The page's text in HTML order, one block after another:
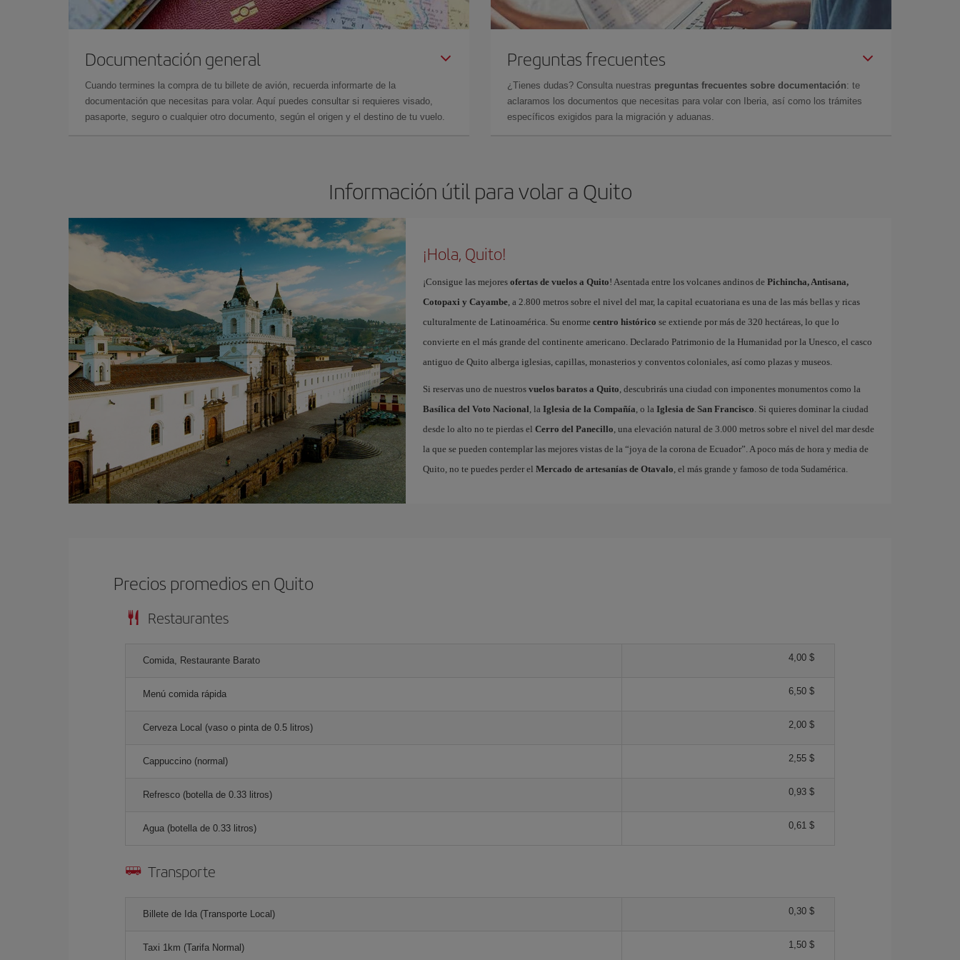
Documentación general
Cuando termines la compra de tu billete de avión, recuerda informarte de la
documentación que necesitas para volar. Aquí puedes consultar si requieres visado,
pasaporte, seguro o cualquier otro documento, según el origen y el destino de tu vuelo.
Preguntas frecuentes
¿Tienes dudas? Consulta nuestras preguntas frecuentes sobre documentación: te
aclaramos los documentos que necesitas para volar con Iberia, así como los trámites
específicos exigidos para la migración y aduanas.
Información útil para volar a Quito
¡Hola, Quito!
¡Consigue las mejores ofertas de vuelos a Quito! Asentada entre los volcanes andinos de Pichincha, Antisana,
Cotopaxi y Cayambe, a 2.800 metros sobre el nivel del mar, la capital ecuatoriana es una de las más bellas y ricas
culturalmente de Latinoamérica. Su enorme centro histórico se extiende por más de 320 hectáreas, lo que lo
convierte en el más grande del continente americano. Declarado Patrimonio de la Humanidad por la Unesco, el casco
antiguo de Quito alberga iglesias, capillas, monasterios y conventos coloniales, así como plazas y museos.
Si reservas uno de nuestros vuelos baratos a Quito, descubrirás una ciudad con imponentes monumentos como la
Basílica del Voto Nacional, la Iglesia de la Compañía, o la Iglesia de San Francisco. Si quieres dominar la ciudad
desde lo alto no te pierdas el Cerro del Panecillo, una elevación natural de 3.000 metros sobre el nivel del mar desde
la que se pueden contemplar las mejores vistas de la “joya de la corona de Ecuador”. A poco más de hora y media de
Quito, no te puedes perder el Mercado de artesanías de Otavalo, el más grande y famoso de toda Sudamérica.
Precios promedios en Quito
Restaurantes
Comida, Restaurante Barato 4,00 $
Menú comida rápida 6,50 $
Cerveza Local (vaso o pinta de 0.5 litros) 2,00 $
Cappuccino (normal) 2,55 $
Refresco (botella de 0.33 litros) 0,93 $
Agua (botella de 0.33 litros) 0,61 $
Transporte
Billete de Ida (Transporte Local) 0,30 $
Taxi 1km (Tarifa Normal) 1,50 $